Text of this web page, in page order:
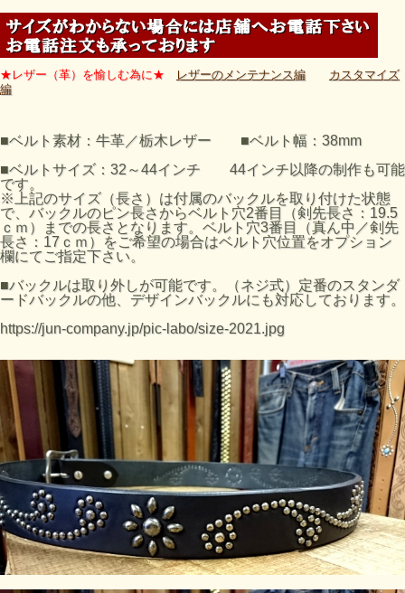
★レザー（革）を愉しむ為に★ レザーのメンテナンス編
カスタマイズ
編
■ベルト素材：牛革／栃木レザー ■ベルト幅：38mm
■ベルトサイズ：32～44インチ 44インチ以降の制作も可能
です。
※上記のサイズ（長さ）は付属のバックルを取り付けた状態
で、バックルのピン長さからベルト穴2番目（剣先長さ：19.5
ｃｍ）までの長さとなります。ベルト穴3番目（真ん中／剣先
長さ：17ｃｍ）をご希望の場合はベルト穴位置をオプション
欄にてご指定下さい。
■バックルは取り外しが可能です。（ネジ式）定番のスタンダ
ードバックルの他、デザインバックルにも対応しております。
https://jun-company.jp/pic-labo/size-2021.jpg